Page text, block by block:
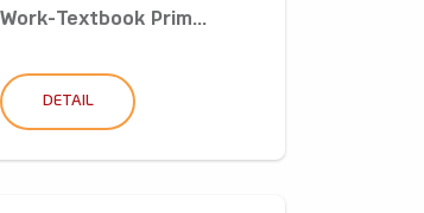
Work-Textbook Prim...
DETAIL